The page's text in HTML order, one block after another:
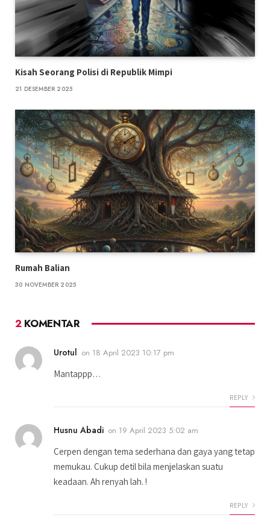
Kisah Seorang Polisi di Republik Mimpi
21 DESEMBER 2025
Rumah Balian
30 NOVEMBER 2025
2KOMENTAR
Urotul on 18 April 2023 10:17 pm
Mantappp…
REPLY
Husnu Abadi on 19 April 2023 5:02 am
Cerpen dengan tema sederhana dan gaya yang tetap
memukau. Cukup detil bila menjelaskan suatu
keadaan. Ah renyah lah. !
REPLY